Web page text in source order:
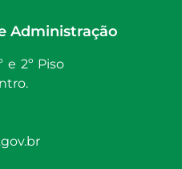
Administração
e 2º Piso